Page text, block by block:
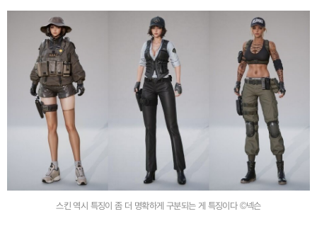
스킨 역시 특징이 좀 더 명확하게 구분되는 게 특징이다 ©넥슨